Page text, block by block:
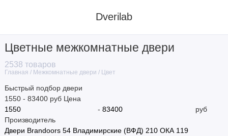
Dverilab
Цветные межкомнатные двери
2538 товаров
Главная Межкомнатные двери Цвет
Цвет
Назначение
Быстрый подбор двери
1550 - 83400 руб Цена
-
руб
Производитель
Двери Brandoors 54 Владимирские (ВФД) 210 ОКА 119